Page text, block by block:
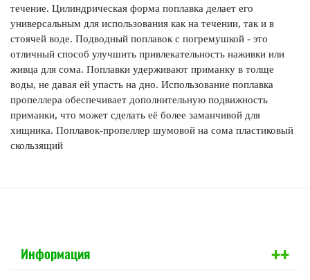
течение. Цилиндрическая форма поплавка делает его
универсальным для использования как на течении, так и в
стоячей воде. Подводный поплавок с погремушкой - это
отличный способ улучшить привлекательность наживки или
живца для сома. Поплавки удерживают приманку в толще
воды, не давая ей упасть на дно. Использование поплавка
пропеллера обеспечивает дополнительную подвижность
приманки, что может сделать её более заманчивой для
хищника. Поплавок-пропеллер шумовой на сома пластиковый
скользящий
Информация +
+